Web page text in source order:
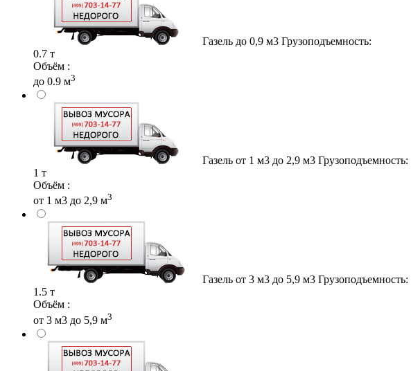
Газель до 0,9 м3 Грузоподъемность:
0.7 т
Объём :
до 0.9 м3
Газель от 1 м3 до 2,9 м3 Грузоподъемность:
1 т
Объём :
от 1 м3 до 2,9 м3
Газель от 3 м3 до 5,9 м3 Грузоподъемность:
1.5 т
Объём :
от 3 м3 до 5,9 м3